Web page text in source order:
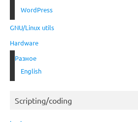
WordPress
GNU/Linux utils
Hardware
Разное
English
Scripting/coding